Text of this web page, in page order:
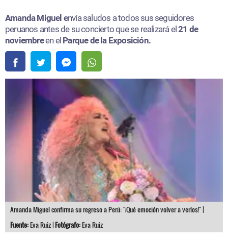
Amanda Miguel envía saludos a todos sus seguidores
peruanos antes de su concierto que se realizará el21 de
noviembreen el Parque de la Exposición.
Amanda Miguel confirma su regreso a Perú: "¡Qué emoción volver a verlos!" |
Fuente:Eva Ruiz |Fotógrafo:Eva Ruiz